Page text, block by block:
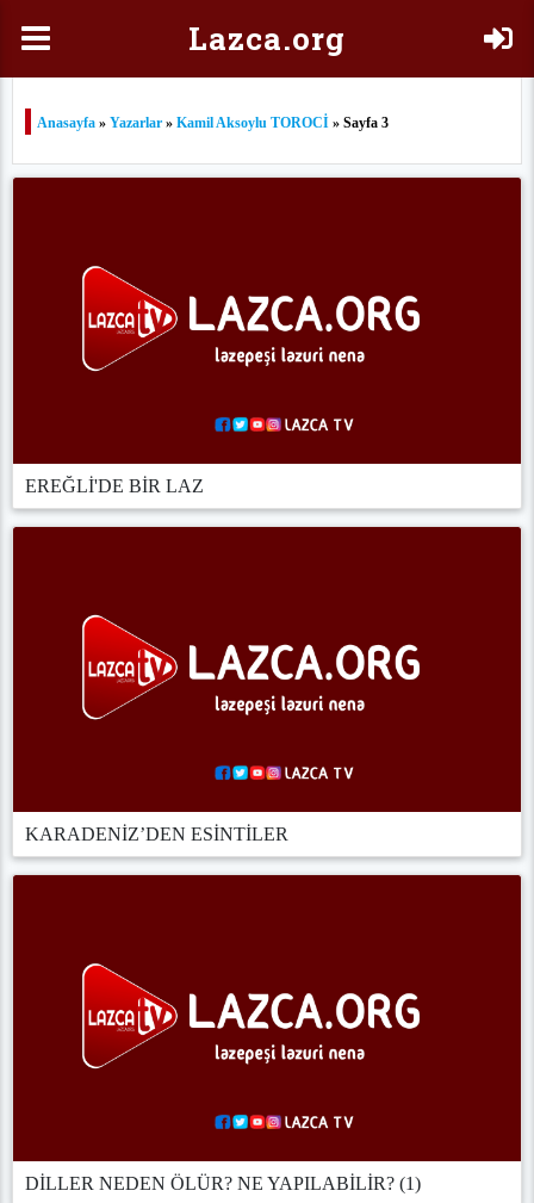
Lazca.org
Anasayfa » Yazarlar » Kamil Aksoylu TOROCİ » Sayfa 3
EREĞLİ'DE BİR LAZ
KARADENİZ’DEN ESİNTİLER
DİLLER NEDEN ÖLÜR? NE YAPILABİLİR? (1)